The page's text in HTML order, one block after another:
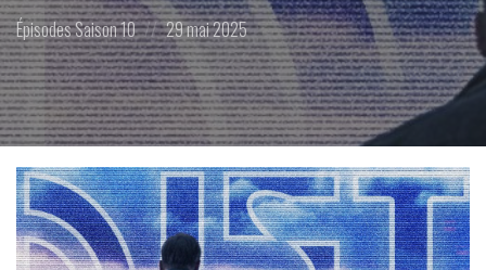
Posted
in:
ÉpisodesSaison 10
Posted
on
29 mai 2025